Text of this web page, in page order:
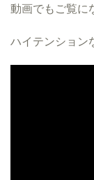
動画でもご覧に
ハイテンション